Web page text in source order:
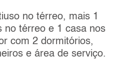
no térreo, mais 1
no térreo e 1 casa nos
com 2 dormitórios,
e área de serviço.